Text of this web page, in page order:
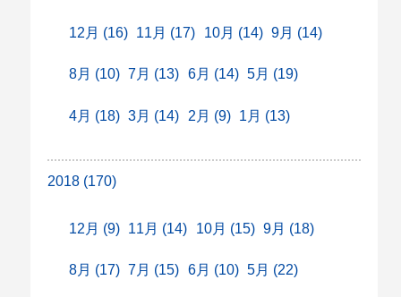
12月 (16) 11月 (17) 10月 (14) 9月 (14)
8月 (10) 7月 (13) 6月 (14) 5月 (19)
4月 (18) 3月 (14) 2月 (9) 1月 (13)
2018 (170)
12月 (9) 11月 (14) 10月 (15) 9月 (18)
8月 (17) 7月 (15) 6月 (10) 5月 (22)